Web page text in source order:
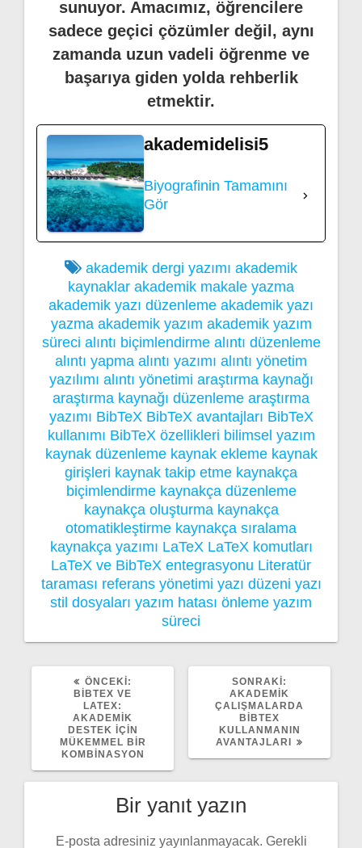
sunuyor. Amacımız, öğrencilere
sadece geçici çözümler değil, aynı
zamanda uzun vadeli öğrenme ve
başarıya giden yolda rehberlik
etmektir.
akademidelisi5
Biyografinin Tamamını
Gör
akademik dergi yazımı akademik
kaynaklar akademik makale yazma
akademik yazı düzenleme akademik yazı
yazma akademik yazım akademik yazım
süreci alıntı biçimlendirme alıntı düzenleme
alıntı yapma alıntı yazımı alıntı yönetim
yazılımı alıntı yönetimi araştırma kaynağı
araştırma kaynağı düzenleme araştırma
yazımı BibTeX BibTeX avantajları BibTeX
kullanımı BibTeX özellikleri bilimsel yazım
kaynak düzenleme kaynak ekleme kaynak
girişleri kaynak takip etme kaynakça
biçimlendirme kaynakça düzenleme
kaynakça oluşturma kaynakça
otomatikleştirme kaynakça sıralama
kaynakça yazımı LaTeX LaTeX komutları
LaTeX ve BibTeX entegrasyonu Literatür
taraması referans yönetimi yazı düzeni yazı
stil dosyaları yazım hatası önleme yazım
süreci
ÖNCEKI:
BIBTEX VE
LATEX:
AKADEMIK
DESTEK İÇIN
MÜKEMMEL BIR
KOMBINASYON
SONRAKI:
YAZI:
AKADEMIK
ÇALIŞMALARDA
BIBTEX
KULLANMANIN
AVANTAJLARI
Bir yanıt yazın
E-posta adresiniz yayınlanmayacak. Gerekli